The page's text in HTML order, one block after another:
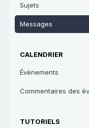
Sujets
Messages
CALENDRIER
Évènements
Commentaires des
TUTORIELS